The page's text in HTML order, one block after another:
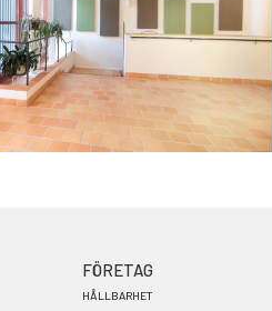
FÖRETAG
HÅLLBARHET